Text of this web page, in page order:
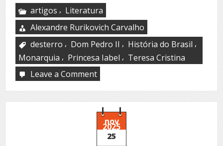
artigos , Literatura
Alexandre Rurikovich Carvalho
desterro , Dom Pedro II , História do Brasil ,
Monarquia , Princesa Iabel , Teresa Cristina
Leave a Commenton
Família
Imperial
Brasileira
Após
o
Exílio
nov
2025
25